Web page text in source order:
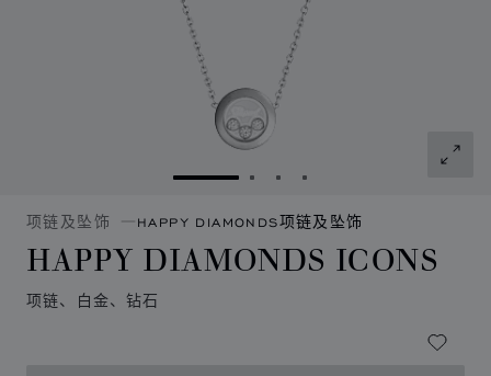
转到幻灯片 1转到幻灯片 2
转到幻灯片 3
转到幻灯片 4
项链及坠饰 HAPPY DIAMONDS项链及坠饰
HAPPY DIAMONDS ICONS
项链、白金、钻石